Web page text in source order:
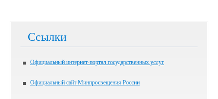
Ссылки
Официальный интернет-портал государственных услуг
Официальный сайт Минпросвещения России